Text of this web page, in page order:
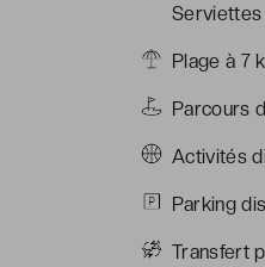
Serviettes
Plage à 7
Parcours
Activités
Parking
Transfert